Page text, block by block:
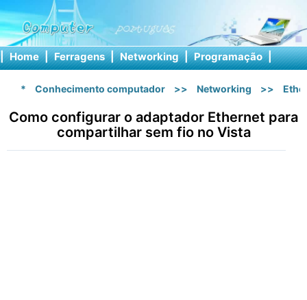
| Home | Ferragens | Networking | Programação |
* Conhecimento computador >> Networking >>
Como configurar o adaptador Ethernet para
compartilhar sem fio no Vista